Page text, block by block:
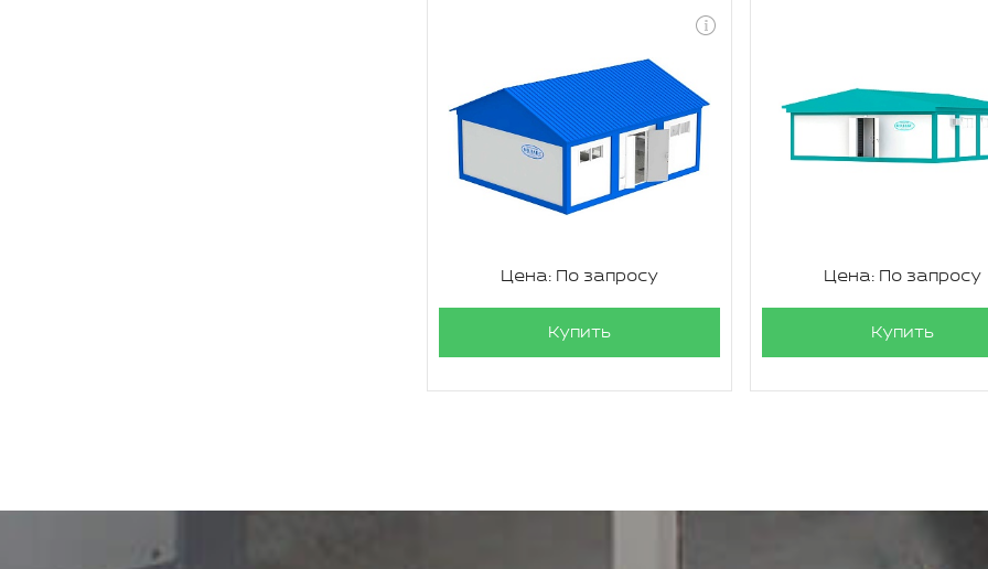
Цена: По запросу
Купить
Цена: По запросу
Купить